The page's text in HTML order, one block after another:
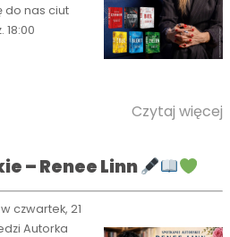
do nas ciut
Czytaj więcej
– Renee Linn
czwartek, 21
Autorka